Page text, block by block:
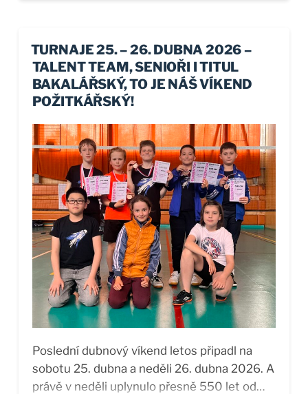
připomíná první úspěšné zprovoznění laseru
a jeho představení světu americkým fyzikem
a inženýrem Theodorem Maimanem roku
1960. Když pak přejdeme k těm
ztřeštěnějším, najdeme v kalendáři
kupříkladu Den mořských opiček, který
oslavuje malé korýše (žábronožky), kteří se v
minulosti staly populárními nenáročnými
domácími mazlíčky, Den piercingu, Den
nakládaných okurek zasvěcený tomuto
oblíbenému křupavému občerstvení, či Den
grilování, který neoficiálně zahajuje grilovací
sezónu a je ideální příležitostí k setkání s
přáteli a rodinou u grilu. My jsme tedy
tentokrát gril neměli, ale třetí květnovou
sobotu jsme využili právě k setkání s přáteli a
badmintonovou rodinou, když jsme v BG
klubu uspořádali druhý turnaj našich
přípravek, kde svůj...
TURNAJE 25. – 26. DUBNA 2026 –
TALENT TEAM, SENIOŘI I TITUL
BAKALÁŘSKÝ, TO JE NÁŠ VÍKEND
POŽITKÁŘSKÝ!
Poslední dubnový víkend letos připadl na
sobotu 25. dubna a neděli 26. dubna 2026. A
právě v neděli uplynulo přesně 550 let od